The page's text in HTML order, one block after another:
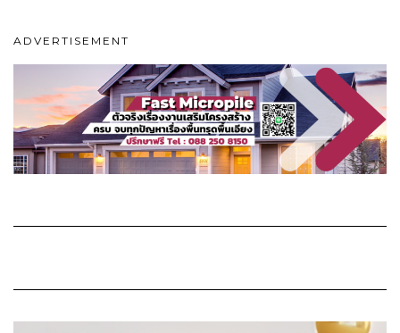
ADVERTISEMENT